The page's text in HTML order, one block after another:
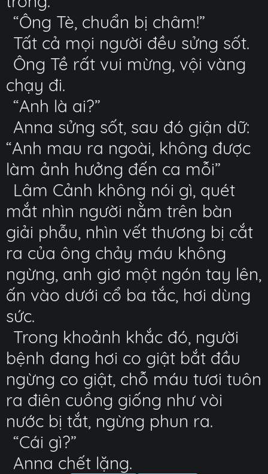
“Ông Tè, chuẩn bị châm!”
Tất cả mọi người đều sửng sốt.
Ông Tề rất vui mừng, vội vàng
chạy đi.
“Anh là ai?”
Anna sửng sốt, sau đó giận dữ:
“Anh mau ra ngoài, không được
làm ảnh hưởng đến ca mỗi”
Lâm Cảnh không nói gì, quét
mắt nhìn người nằm trên bàn
giải phẫu, nhìn vết thương bị cắt
ra của ông chảy máu không
ngừng, anh giơ một ngón tay lên,
ấn vào dưới cổ ba tắc, hơi dùng
sức.
Trong khoảnh khắc đó, người
bệnh đang hơi co giật bắt đầu
ngừng co giật, chỗ máu tươi tuôn
ra điên cuồng giống như vòi
nước bị tắt, ngừng phun ra.
“Cái gì?”
Anna chết lặng.